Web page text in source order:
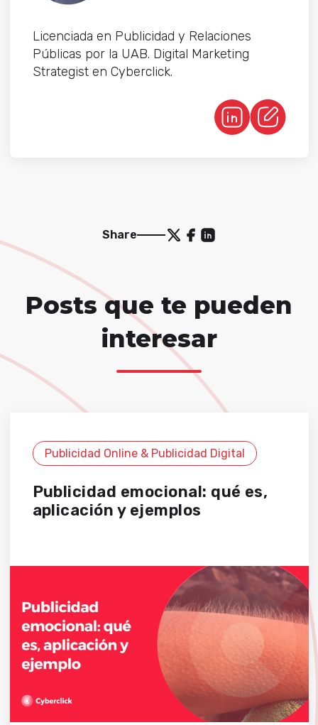
Licenciada en Publicidad y Relaciones
Públicas por la UAB. Digital Marketing
Strategist en Cyberclick.
Share
Posts que te pueden
interesar
Publicidad Online & Publicidad Digital
Publicidad emocional: qué es,
aplicación y ejemplos